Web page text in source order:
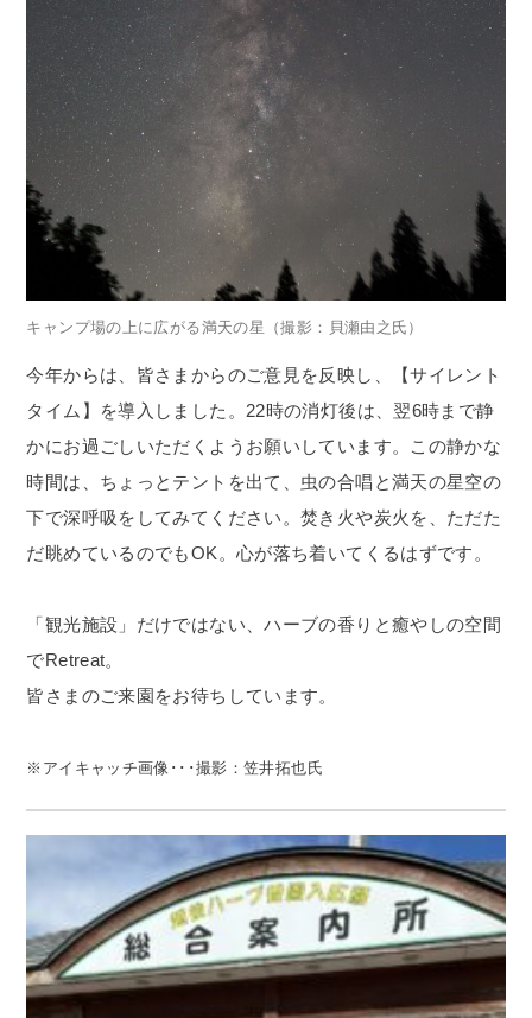
キャンプ場の上に広がる満天の星（撮影：貝瀬由之氏）
今年からは、皆さまからのご意見を反映し、【サイレント
タイム】を導入しました。22時の消灯後は、翌6時まで静
かにお過ごしいただくようお願いしています。この静かな
時間は、ちょっとテントを出て、虫の合唱と満天の星空の
下で深呼吸をしてみてください。焚き火や炭火を、ただた
だ眺めているのでもOK 。心が落ち着いてくるはずです。
「観光施設」だけではない、ハーブの香りと癒やしの空間
でRetreat。
皆さまのご来園をお待ちしています。
※アイキャッチ画像･･･撮影：笠井拓也氏